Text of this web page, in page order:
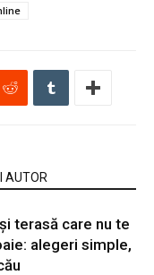
AUTOR
terasă care nu te
alegeri simple,